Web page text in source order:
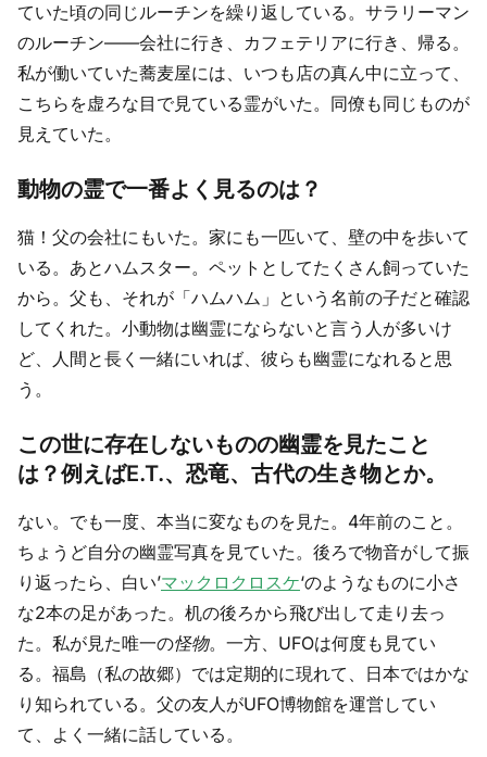
ていた頃の同じルーチンを繰り返している。サラリーマン
のルーチン――会社に行き、カフェテリアに行き、帰る。
私が働いていた蕎麦屋には、いつも店の真ん中に立って、
こちらを虚ろな目で見ている霊がいた。同僚も同じものが
見えていた。
動物の霊で一番よく見るのは？
猫！父の会社にもいた。家にも一匹いて、壁の中を歩いて
いる。あとハムスター。ペットとしてたくさん飼っていた
から。父も、それが「ハムハム」という名前の子だと確認
してくれた。小動物は幽霊にならないと言う人が多いけ
ど、人間と長く一緒にいれば、彼らも幽霊になれると思
う。
この世に存在しないものの幽霊を見たこと
は？例えばE.T.、恐竜、古代の生き物とか。
ない。でも一度、本当に変なものを見た。4年前のこと。
ちょうど自分の幽霊写真を見ていた。後ろで物音がして振
り返ったら、白い’マックロクロスケ‘のようなものに小さ
な2本の足があった。机の後ろから飛び出して走り去っ
た。私が見た唯一の怪物。一方、UFOは何度も見てい
る。福島（私の故郷）では定期的に現れて、日本ではかな
り知られている。父の友人がUFO博物館を運営してい
て、よく一緒に話している。